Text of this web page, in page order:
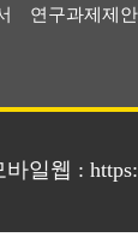
연구과제제
바일웹 :